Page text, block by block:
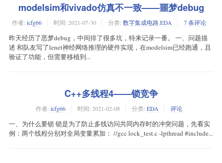
modelsim和vivado仿真不一致——噩梦debug
作者: icfg66 时间: 2021-07-30 分类: 数字集成电路EDA 7 条评论
昨天经历了恶梦debug，中间排了很多坑，特来记录一番。 一、问题描
述 和队友写了lenet神经网络推理的硬件实现，在modelsim已经跑通，且
验证了功能，但需要移植到...
C++多线程4——锁竞争
作者: icfg66 时间: 2021-02-08 分类: EDA 评论
一、为什么要锁 锁是为了防止多线访问共同内存时的冲突问题，先看实
例：两个线程分别对全局变量累加： //gcc lock_test.c -lpthread #include...